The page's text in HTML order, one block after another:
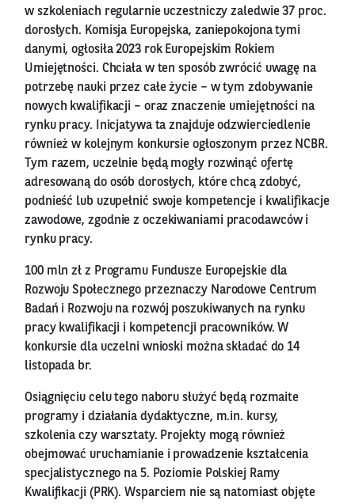
w szkoleniach regularnie uczestniczy zaledwie 37 proc.
dorosłych. Komisja Europejska, zaniepokojona tymi
danymi, ogłosiła 2023 rok Europejskim Rokiem
Umiejętności. Chciała w ten sposób zwrócić uwagę na
potrzebę nauki przez całe życie – w tym zdobywanie
nowych kwalifikacji – oraz znaczenie umiejętności na
rynku pracy. Inicjatywa ta znajduje odzwierciedlenie
również w kolejnym konkursie ogłoszonym przez NCBR.
Tym razem, uczelnie będą mogły rozwinąć ofertę
adresowaną do osób dorosłych, które chcą zdobyć,
podnieść lub uzupełnić swoje kompetencje i kwalifikacje
zawodowe, zgodnie z oczekiwaniami pracodawców i
rynku pracy.
100 mln zł z Programu Fundusze Europejskie dla
Rozwoju Społecznego przeznaczy Narodowe Centrum
Badań i Rozwoju na rozwój poszukiwanych na rynku
pracy kwalifikacji i kompetencji pracowników. W
konkursie dla uczelni wnioski można składać do 14
listopada br.
Osiągnięciu celu tego naboru służyć będą rozmaite
programy i działania dydaktyczne, m.in. kursy,
szkolenia czy warsztaty. Projekty mogą również
obejmować uruchamianie i prowadzenie kształcenia
specjalistycznego na 5. Poziomie Polskiej Ramy
Kwalifikacji (PRK). Wsparciem nie są natomiast objęte